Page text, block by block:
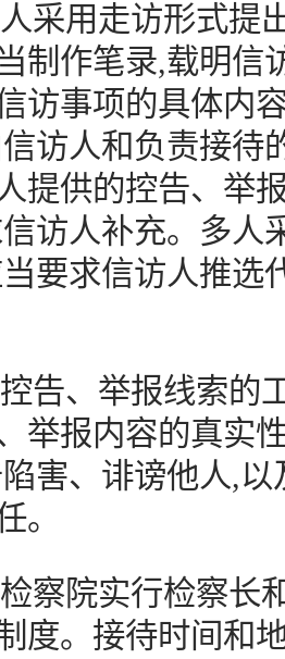
用走访形式提
制作笔录,载明信
访事项的具体内
访人和负责接待
提供的控告、举
访人补充。多人
要求信访人推选
、举报线索的
举报内容的真实
害、诽谤他人,
。
院实行检察长
度。接待时间和